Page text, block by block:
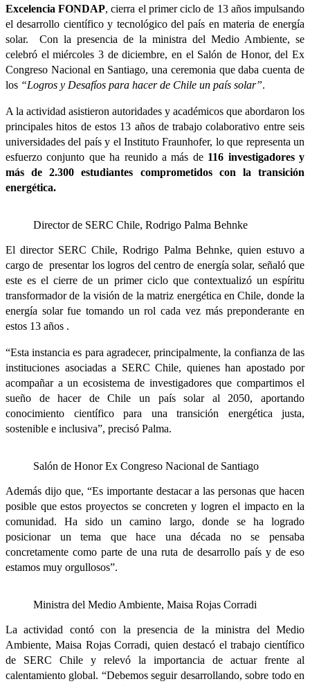
Excelencia FONDAP, cierra el primer ciclo de 13 años impulsando
el desarrollo científico y tecnológico del país en materia de energía
solar. Con la presencia de la ministra del Medio Ambiente, se
celebró el miércoles 3 de diciembre, en el Salón de Honor, del Ex
Congreso Nacional en Santiago, una ceremonia que daba cuenta de
los “Logros y Desafíos para hacer de Chile un país solar”.
A la actividad asistieron autoridades y académicos que abordaron los
principales hitos de estos 13 años de trabajo colaborativo entre seis
universidades del país y el Instituto Fraunhofer, lo que representa un
esfuerzo conjunto que ha reunido a más de 116 investigadores y
más de 2.300 estudiantes comprometidos con la transición
energética.
Director de SERC Chile, Rodrigo Palma Behnke
El director SERC Chile, Rodrigo Palma Behnke, quien estuvo a
cargo de presentar los logros del centro de energía solar, señaló que
este es el cierre de un primer ciclo que contextualizó un espíritu
transformador de la visión de la matriz energética en Chile, donde la
energía solar fue tomando un rol cada vez más preponderante en
estos 13 años .
“Esta instancia es para agradecer, principalmente, la confianza de las
instituciones asociadas a SERC Chile, quienes han apostado por
acompañar a un ecosistema de investigadores que compartimos el
sueño de hacer de Chile un país solar al 2050, aportando
conocimiento científico para una transición energética justa,
sostenible e inclusiva”, precisó Palma.
Salón de Honor Ex Congreso Nacional de Santiago
Además dijo que, “Es importante destacar a las personas que hacen
posible que estos proyectos se concreten y logren el impacto en la
comunidad. Ha sido un camino largo, donde se ha logrado
posicionar un tema que hace una década no se pensaba
concretamente como parte de una ruta de desarrollo país y de eso
estamos muy orgullosos”.
Ministra del Medio Ambiente, Maisa Rojas Corradi
La actividad contó con la presencia de la ministra del Medio
Ambiente, Maisa Rojas Corradi, quien destacó el trabajo científico
de SERC Chile y relevó la importancia de actuar frente al
calentamiento global. “Debemos seguir desarrollando, sobre todo en